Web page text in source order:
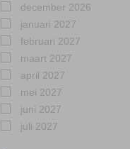
december 2026
januari 2027
februari 2027
maart 2027
april 2027
mei 2027
juni 2027
juli 2027